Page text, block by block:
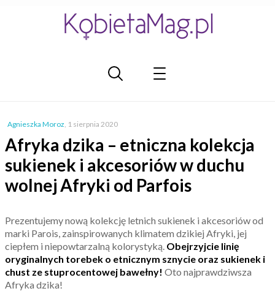
Agnieszka Moroz, 1 sierpnia 2020
Afryka dzika – etniczna kolekcja
sukienek i akcesoriów w duchu
wolnej Afryki od Parfois
Prezentujemy nową kolekcję letnich sukienek i akcesoriów od
marki Parois, zainspirowanych klimatem dzikiej Afryki, jej
ciepłem i niepowtarzalną kolorystyką. Obejrzyjcie linię
oryginalnych torebek o etnicznym sznycie oraz sukienek i
chust ze stuprocentowej bawełny! Oto najprawdziwsza
Afryka dzika!